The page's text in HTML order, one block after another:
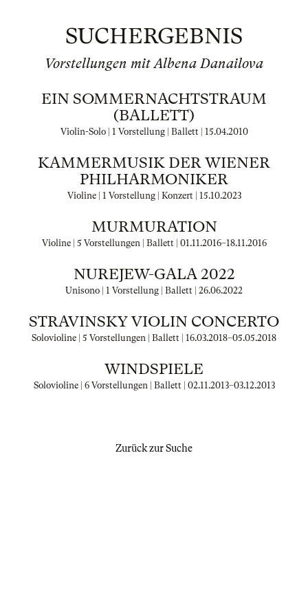
SUCHERGEBNIS
Vorstellungen mit Albena Danailova
EIN SOMMERNACHTSTRAUM
(BALLETT)
Violin-Solo | 1 Vorstellung | Ballett | 15.04.2010
KAMMERMUSIK DER WIENER
PHILHARMONIKER
Violine | 1 Vorstellung | Konzert | 15.10.2023
MURMURATION
Violine | 5 Vorstellungen | Ballett | 01.11.2016–18.11.2016
NUREJEW-GALA 2022
Unisono | 1 Vorstellung | Ballett | 26.06.2022
STRAVINSKY VIOLIN CONCERTO
Solovioline | 5 Vorstellungen | Ballett | 16.03.2018–05.05.2018
WINDSPIELE
Solovioline | 6 Vorstellungen | Ballett | 02.11.2013–03.12.2013
Zurück zur Suche